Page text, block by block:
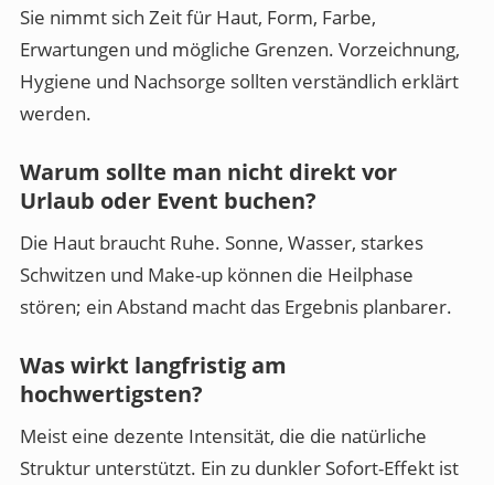
Sie nimmt sich Zeit für Haut, Form, Farbe,
Erwartungen und mögliche Grenzen. Vorzeichnung,
Hygiene und Nachsorge sollten verständlich erklärt
werden.
Warum sollte man nicht direkt vor
Urlaub oder Event buchen?
Die Haut braucht Ruhe. Sonne, Wasser, starkes
Schwitzen und Make-up können die Heilphase
stören; ein Abstand macht das Ergebnis planbarer.
Was wirkt langfristig am
hochwertigsten?
Meist eine dezente Intensität, die die natürliche
Struktur unterstützt. Ein zu dunkler Sofort-Effekt ist